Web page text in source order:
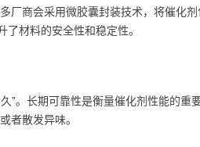
厂商会采用微胶囊封装技术，将催化
了材料的安全性和稳定性。
”。长期可靠性是衡量催化剂性能的
者散发异味。